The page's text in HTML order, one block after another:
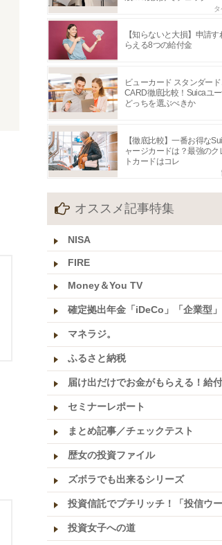
【知らないと大損】申請す
らえる8つの給付金
ビューカード スタンダー
CARD徹底比較！Suicaユ
どっちを選ぶべきか
【徹底比較】一番お得な
ャージカードは？最強のク
トカードはコレ
オススメ記事特集
NISA
FIRE
Money＆You TV
確定拠出年金「iDeCo」「企業型」
マネラジ。
ふるさと納税
届け出だけでお金がもらえる！給
セミナーレポート
まとめ記事／チェックテスト
歴女の投資ファイル
ズボラでも出来るシリーズ
投資信託でプチリッチ！「投信ウー
投資女子への道